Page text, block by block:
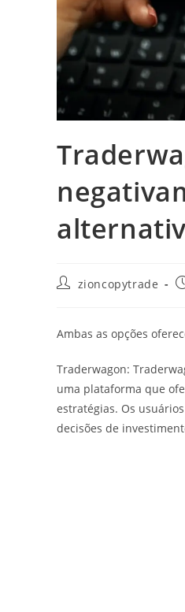
Postzioncopytrade
Ambas as opções
Traderwagon:
uma plataforma que
estratégias. Os
decisões de